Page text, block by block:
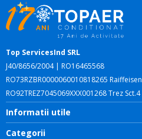
Top ServicesInd SRL
J40/8656/2004 | RO16465568
RO73RZBR0000060010818265 Raiffeisen
RO92TREZ7045069XXX001268 Trez Sct.4
Informatii utile
Categorii